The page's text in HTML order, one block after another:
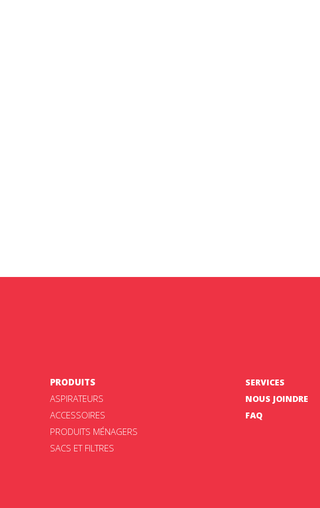
PRODUITS
ASPIRATEURS
ACCESSOIRES
PRODUITS MÉNAGERS
SACS ET FILTRES
SERVICES
NOUS JOINDRE
FAQ